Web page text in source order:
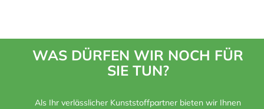
WAS DÜRFEN WIR NOCH FÜR
SIE TUN?
Als Ihr verlässlicher Kunststoffpartner bieten wir Ihnen